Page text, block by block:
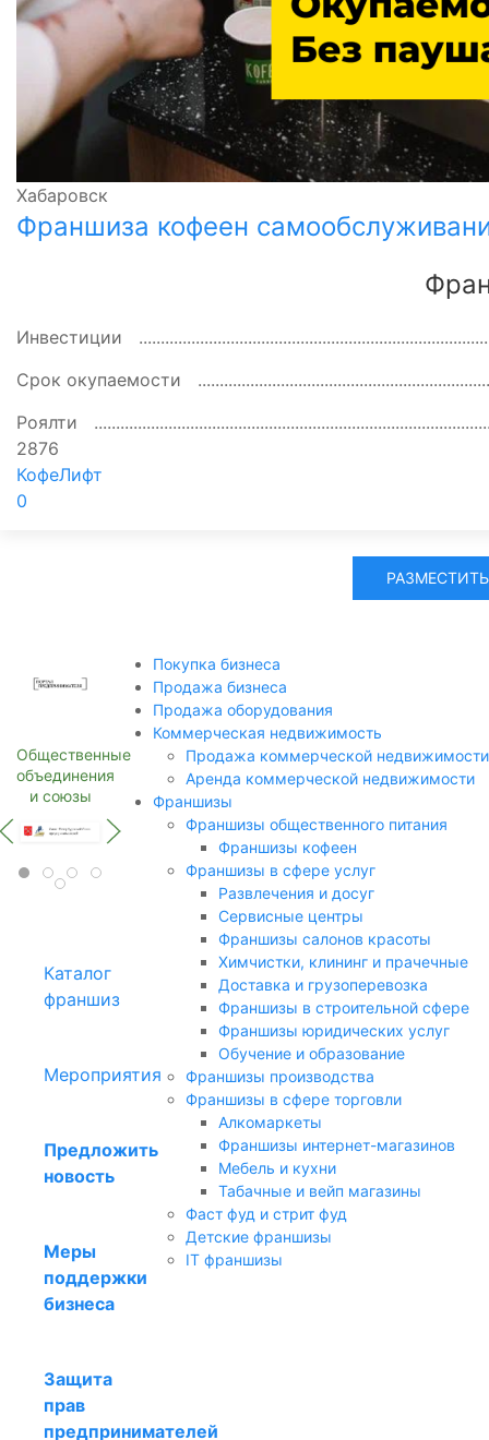
Хабаровск
Франшиза кофеен
Инвестиции
Срок окупаемости
Роялти
2876
КофеЛифт
0
Покупка бизнеса
Продажа бизнеса
Продажа оборудования
Коммерческая недвижимость
Продажа коммерческой недвижимости
Аренда коммерческой недвижимости
Франшизы
Франшизы общественного питания
Франшизы кофеен
Франшизы в сфере услуг
Развлечения и досуг
Сервисные центры
Франшизы салонов красоты
Химчистки, клининг и прачечные
Доставка и грузоперевозка
Франшизы в строительной сфере
Франшизы юридических услуг
Обучение и образование
Франшизы производства
Франшизы в сфере торговли
Алкомаркеты
Франшизы интернет-магазинов
Мебель и кухни
Табачные и вейп магазины
Фаст фуд и стрит фуд
Детские франшизы
IT франшизы
Общественные
объединения
и союзы
Каталог
франшиз
Мероприятия
Предложить
новость
Меры
поддержки
бизнеса
Защита
прав
предпринимателей